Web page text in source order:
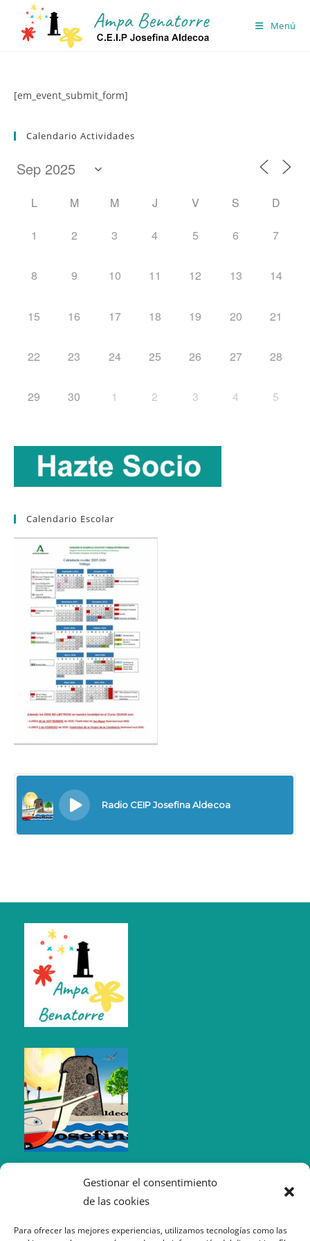
Gestionar el consentimiento
de las cookies
Para ofrecer las mejores experiencias, utilizamos tecnologías como las
contenido
Menú
[em_event_submit_form]
Calendario Actividades
L M M J V S D
1 2 3 4 5 6 7
8 9 10 11 12 13 14
15 16 17 18 19 20 21
22 23 24 25 26 27 28
29 30 1 2 3 4 5
Calendario Escolar